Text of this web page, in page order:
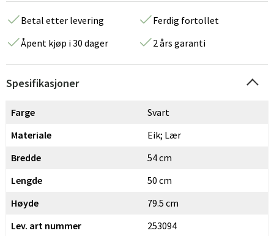
Betal etter levering
Ferdig fortollet
Åpent kjøp i 30 dager
2 års garanti
Spesifikasjoner
Farge
Svart
Materiale
Eik; Lær
Bredde
54 cm
Lengde
50 cm
Høyde
79.5 cm
Lev. art nummer
253094